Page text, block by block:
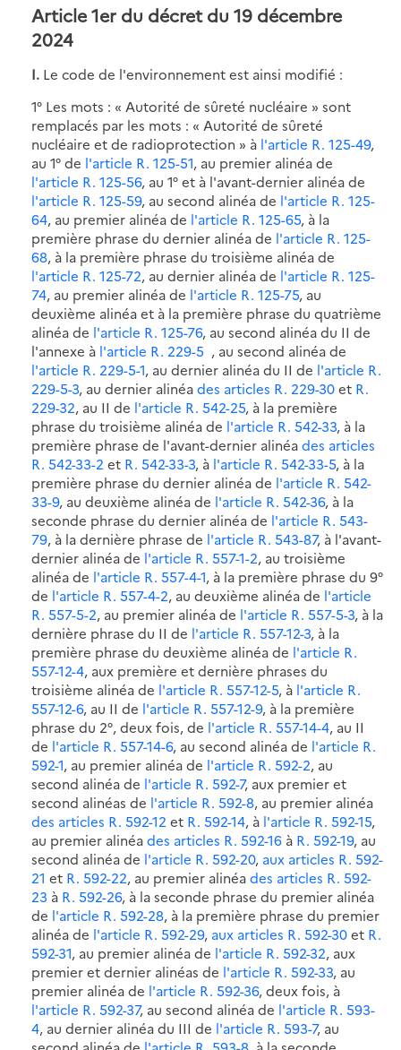
Article 1er du décret du 19 décembre
2024
I. Le code de l'environnement est ainsi modifié :
1° Les mots : « Autorité de sûreté nucléaire » sont
remplacés par les mots : « Autorité de sûreté
nucléaire et de radioprotection » à l'article R. 125-49,
au 1° de l'article R. 125-51, au premier alinéa de
l'article R. 125-56, au 1° et à l'avant-dernier alinéa de
l'article R. 125-59, au second alinéa de l'article R. 125-
64, au premier alinéa de l'article R. 125-65, à la
première phrase du dernier alinéa de l'article R. 125-
68, à la première phrase du troisième alinéa de
l'article R. 125-72, au dernier alinéa de l'article R. 125-
74, au premier alinéa de l'article R. 125-75, au
deuxième alinéa et à la première phrase du quatrième
alinéa de l'article R. 125-76, au second alinéa du II de
l'annexe à l'article R. 229-5 , au second alinéa de
l'article R. 229-5-1, au dernier alinéa du II de l'article R.
229-5-3, au dernier alinéades articles R. 229-30et R.
229-32, au II de l'article R. 542-25, à la première
phrase du troisième alinéa de l'article R. 542-33, à la
première phrase de l'avant-dernier alinéades articles
R. 542-33-2 et R. 542-33-3, à l'article R. 542-33-5, à la
première phrase du dernier alinéa de l'article R. 542-
33-9, au deuxième alinéa de l'article R. 542-36, à la
seconde phrase du dernier alinéa de l'article R. 543-
79, à la dernière phrase de l'article R. 543-87, à l'avant-
dernier alinéa de l'article R. 557-1-2, au troisième
alinéa de l'article R. 557-4-1, à la première phrase du 9°
de l'article R. 557-4-2, au deuxième alinéa de l'article
R. 557-5-2, au premier alinéa de l'article R. 557-5-3, à la
dernière phrase du II de l'article R. 557-12-3, à la
première phrase du deuxième alinéa de l'article R.
557-12-4, aux première et dernière phrases du
troisième alinéa de l'article R. 557-12-5, à l'article R.
557-12-6, au II de l'article R. 557-12-9, à la première
phrase du 2°, deux fois, de l'article R. 557-14-4, au II
de l'article R. 557-14-6, au second alinéa de l'article R.
592-1, au premier alinéa de l'article R. 592-2, au
second alinéa de l'article R. 592-7, aux premier et
second alinéas de l'article R. 592-8, au premier alinéa
des articles R. 592-12 et R. 592-14, à l'article R. 592-15,
au premier alinéades articles R. 592-16 à R. 592-19, au
second alinéa de l'article R. 592-20, aux articles R. 592-
21 et R. 592-22, au premier alinéades articles R. 592-
23 à R. 592-26, à la seconde phrase du premier alinéa
de l'article R. 592-28, à la première phrase du premier
alinéa de l'article R. 592-29, aux articles R. 592-30et R.
592-31, au premier alinéa de l'article R. 592-32, aux
premier et dernier alinéas de l'article R. 592-33, au
premier alinéa de l'article R. 592-36, deux fois, à
l'article R. 592-37, au second alinéa de l'article R. 593-
4, au dernier alinéa du III de l'article R. 593-7, au